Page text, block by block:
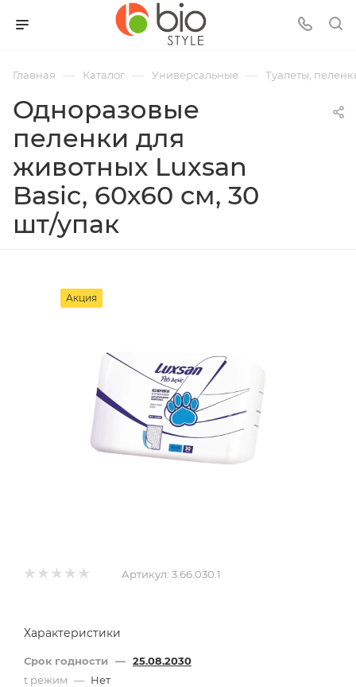
Главная — Каталог — Универсальные — Туалеты,
Одноразовые
пеленки для
животных Luxsan
Basic, 60х60 см, 30
шт/упак
Акция
Артикул: 3.66.030.1
Характеристики
Срок годности — 25.08.2030
t режим — Нет